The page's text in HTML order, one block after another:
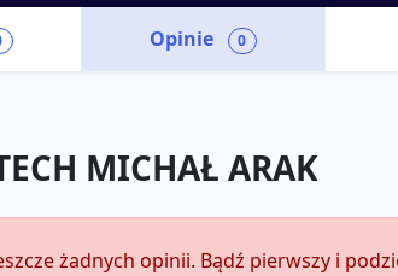
Opinie 0
MICHAŁ ARAK
żadnych opinii. Bądź pierwszy i